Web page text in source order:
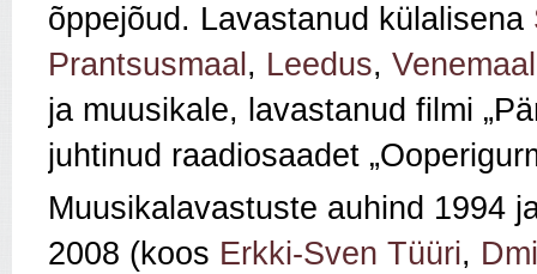
õppejõud. Lavastanud külalisena
Prantsusmaal , Leedus, Venemaal
ja muusikale, lavastanud filmi
juhtinud raadiosaadet
Muusikalavastuste auhind 1994
2008 (koos Erkki-Sven Tüüri,